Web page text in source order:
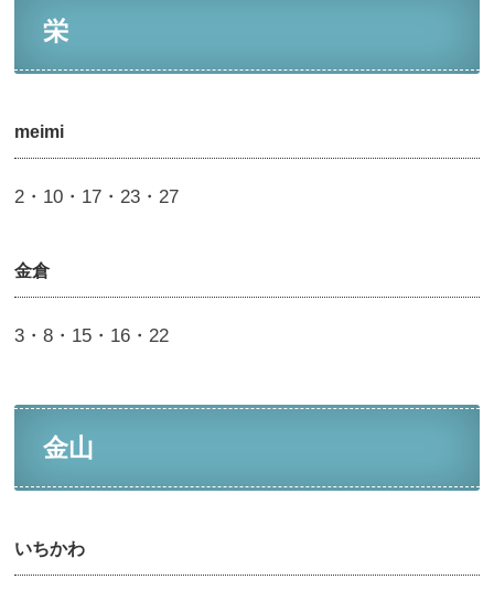
栄
meimi
2・10・17・23・27
金倉
3・8・15・16・22
金山
いちかわ